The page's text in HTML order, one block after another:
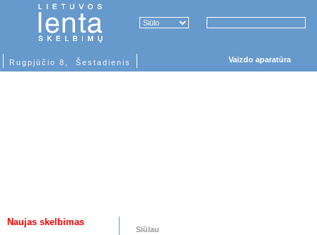
Rugpjūčio 8, Šestadienis Vaizdo aparatūra
Naujas skelbimas
Siūlau